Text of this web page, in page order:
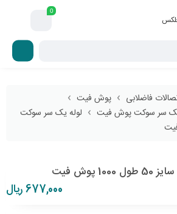
0
فاضلابی
پوش فیت
یک سر سوکت پوش فیت
لوله یک سر سوکت
پوش فیت
677,000ریال